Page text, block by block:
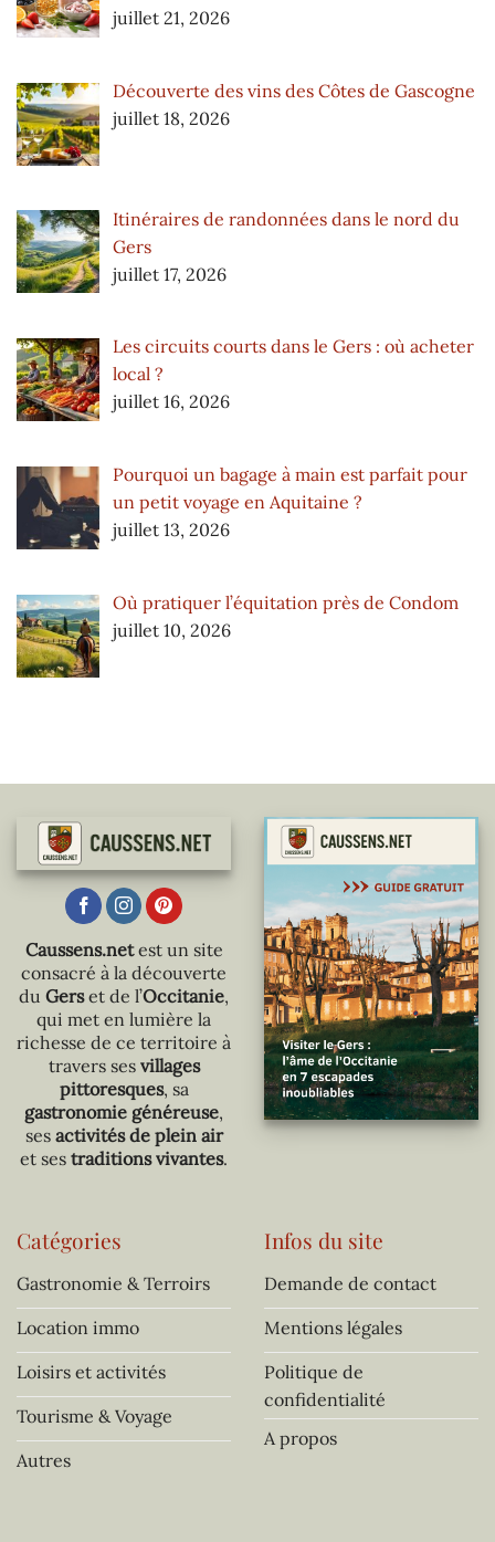
juillet 21, 2026
Découverte des vins des Côtes de Gascogne
juillet 18, 2026
Itinéraires de randonnées dans le nord du
Gers
juillet 17, 2026
Les circuits courts dans le Gers : où acheter
local ?
juillet 16, 2026
Pourquoi un bagage à main est parfait pour
un petit voyage en Aquitaine ?
juillet 13, 2026
Où pratiquer l’équitation près de Condom
juillet 10, 2026
Caussens.netest un site
consacré à la découverte
du Gerset de l’Occitanie,
qui met en lumière la
richesse de ce territoire à
travers ses villages
pittoresques, sa
gastronomie généreuse,
ses activités de plein air
et ses traditions vivantes.
Catégories
Gastronomie & Terroirs
Location immo
Loisirs et activités
Tourisme & Voyage
Autres
Infos du site
Demande de contact
Mentions légales
Politique de
confidentialité
A propos